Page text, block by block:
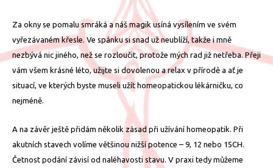
Za okny se pomalu smráká a náš magik usíná vysílením ve svém
vyřezávaném křesle. Ve spánku si snad už neublíží, takže i mně
nezbývá nic jiného, než se rozloučit, protože mých rad již netřeba. Přeji
vám všem krásné léto, užijte si dovolenou a relax v přírodě a ať je
situací, ve kterých byste museli užít homeopatickou lékárničku, co
nejméně.
A na závěr ještě přidám několik zásad při užívání homeopatik. Při
akutních stavech volíme většinou nižší potence – 9, 12 nebo 15CH.
Četnost podání závisí od naléhavosti stavu. V praxi tedy můžeme